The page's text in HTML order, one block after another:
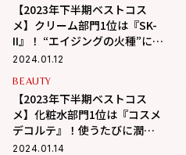
【2023年下半期ベストコス
メ】クリーム部門1位は『SK-
II』！ “エイジングの火種”に着
目し、進化した名品！
2024.01.12
BEAUTY
【2023年下半期ベストコス
メ】化粧水部門1位は『コスメ
デコルテ』！使うたびに潤い
に満たされ、肌がふっくら！
2024.01.14